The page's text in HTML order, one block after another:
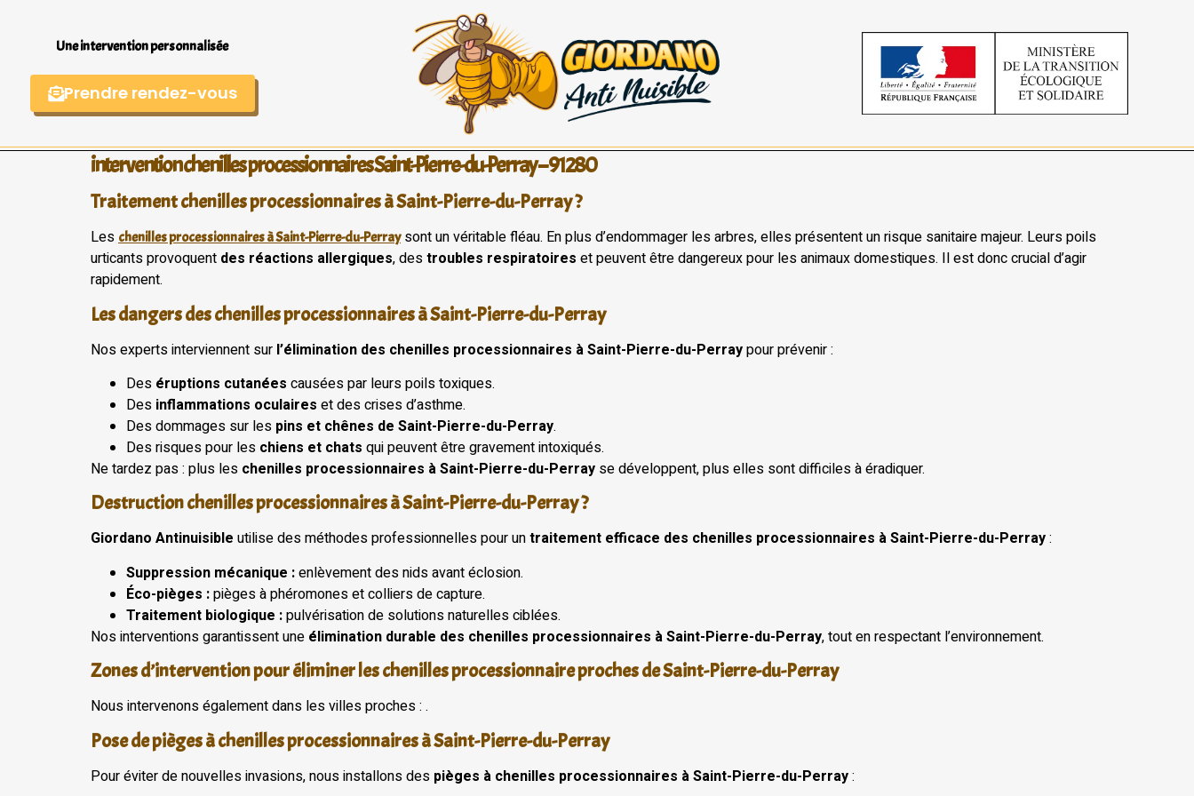
Une intervention personnalisée
Prendre rendez-vous
intervention chenilles processionnaires Saint-Pierre-du-Perray – 91280
Traitement chenilles processionnaires à Saint-Pierre-du-Perray ?
Les chenilles processionnaires à Saint-Pierre-du-Perraysont un véritable fléau. En plus d’endommager les arbres, elles présentent un risque sanitaire majeur. Leurs poils
urticants provoquent des réactions allergiques, destroubles respiratoires et peuvent être dangereux pour les animaux domestiques. Il est donc crucial d’agir
rapidement.
Les dangers des chenilles processionnaires à Saint-Pierre-du-Perray
Nos experts interviennent sur l’élimination des chenilles processionnaires à Saint-Pierre-du-Perraypour prévenir :
Des éruptions cutanées causées par leurs poils toxiques.
Des inflammations oculaires et des crises d’asthme.
Des dommages sur les pins et chênes de Saint-Pierre-du-Perray.
Des risques pour les chiens et chats qui peuvent être gravement intoxiqués.
Ne tardez pas : plus les chenilles processionnaires à Saint-Pierre-du-Perray se développent, plus elles sont difficiles à éradiquer.
Destruction chenilles processionnaires à Saint-Pierre-du-Perray ?
Giordano Antinuisible utilise des méthodes professionnelles pour untraitement efficace des chenilles processionnaires à Saint-Pierre-du-Perray:
Suppression mécanique :enlèvement des nids avant éclosion.
Éco-pièges :pièges à phéromones et colliers de capture.
Traitement biologique :pulvérisation de solutions naturelles ciblées.
Nos interventions garantissent une élimination durable des chenilles processionnaires à Saint-Pierre-du-Perray, tout en respectant l’environnement.
Zones d’intervention pour éliminer les chenilles processionnaire proches de Saint-Pierre-du-Perray
Nous intervenons également dans les villes proches : .
Pose de pièges à chenilles processionnaires à Saint-Pierre-du-Perray
Pour éviter de nouvelles invasions, nous installons des pièges à chenilles processionnaires à Saint-Pierre-du-Perray: